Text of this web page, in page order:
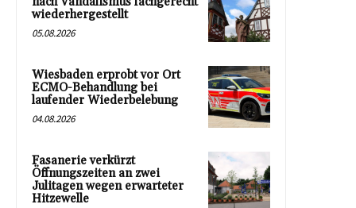
wiederhergestellt
05.08.2026
Wiesbaden erprobt vor Ort
ECMO-Behandlung bei
laufender Wiederbelebung
04.08.2026
Fasanerie verkürzt
Öffnungszeiten an zwei
Julitagen wegen erwarteter
Hitzewelle